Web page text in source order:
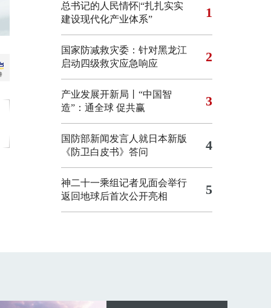
总书记的人民情怀|“扎扎实实
建设现代化产业体系”
1
国家防减救灾委：针对黑龙江
启动四级救灾应急响应
2
产业发展开新局丨“中国智
造”：通全球 促共赢
3
国防部新闻发言人就日本新版
《防卫白皮书》答问
4
神二十一乘组记者见面会举行
返回地球后首次公开亮相
5